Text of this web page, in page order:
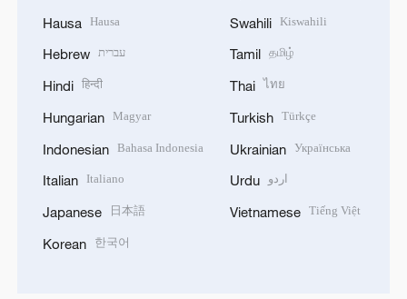
Hausa Hausa
Hebrew עברית
Hindi हिन्दी
Hungarian Magyar
Indonesian Bahasa Indonesia
Italian Italiano
Japanese 日本語
Korean 한국어
Swahili Kiswahili
Tamil தமிழ்
Thai ไทย
Turkish Türkçe
Ukrainian Українська
Urdu اردو
Vietnamese Tiếng Việt